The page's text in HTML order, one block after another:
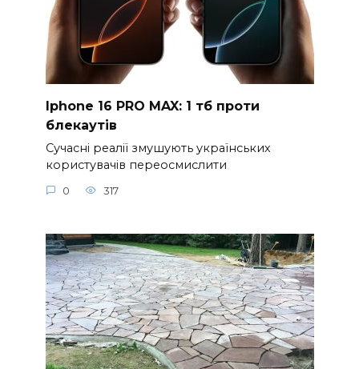
Iphone 16 PRO MAX: 1 тб проти
блекаутів
Сучасні реалії змушують українських
користувачів переосмислити
0 317